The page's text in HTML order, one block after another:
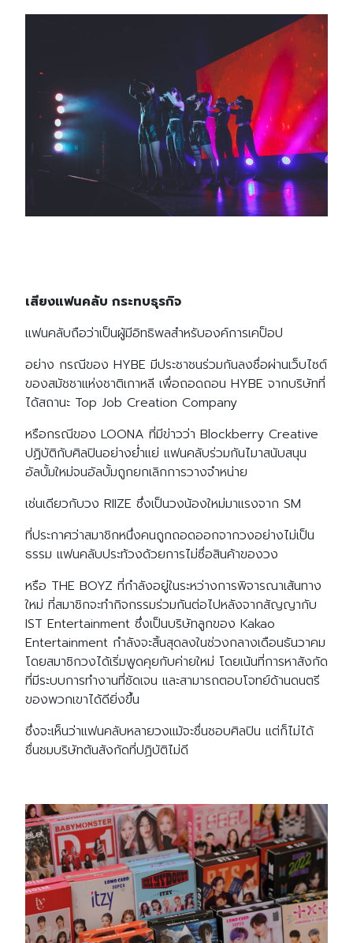
เสียงแฟนคลับ กระทบธุรกิจ
แฟนคลับถือว่าเป็นผู้มีอิทธิพลสำหรับองค์การเคป็อป
อย่าง กรณีของ HYBE มีประชาชนร่วมกันลงชื่อผ่านเว็บไซต์
ของสมัชชาแห่งชาติเกาหลี เพื่อถอดถอน HYBE จากบริษัทที่
ได้สถานะ Top Job Creation Company
หรือกรณีของ LOONA ที่มีข่าวว่า Blockberry Creative
ปฏิบัติกับศิลปินอย่างย่ำแย่ แฟนคลับร่วมกันไมาสนับสนุน
อัลบั้มใหม่จนอัลบั้มถูกยกเลิกการวางจำหน่าย
เช่นเดียวกับวง RIIZE ซึ่งเป็นวงน้องใหม่มาแรงจาก SM
ที่ประกาศว่าสมาชิกหนึ่งคนถูกถอดออกจากวงอย่างไม่เป็น
ธรรม แฟนคลับประท้วงด้วยการไม่ซื่อสินค้าของวง
หรือ THE BOYZ ที่กำลังอยู่ในระหว่างการพิจารณาเส้นทาง
ใหม่ ที่สมาชิกจะทำกิจกรรมร่วมกันต่อไปหลังจากสัญญากับ
IST Entertainment ซึ่งเป็นบริษัทลูกของ Kakao
Entertainment กำลังจะสิ้นสุดลงในช่วงกลางเดือนธันวาคม
โดยสมาชิกวงได้เริ่มพูดคุยกับค่ายใหม่ โดยเน้นที่การหาสังกัด
ที่มีระบบการทำงานที่ชัดเจน และสามารถตอบโจทย์ด้านดนตรี
ของพวกเขาได้ดียิ่งขึ้น
ซึ่งจะเห็นว่าแฟนคลับหลายวงแม้จะชื่นชอบศิลปิน แต่ก็ไม่ได้
ชื่นชมบริษัทต้นสังกัดที่ปฏิบัติไม่ดี